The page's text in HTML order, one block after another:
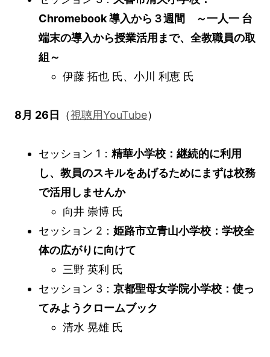
Chromebook 導入から３週間 ～一人一 台
端末の導入から授業活用まで、全教職員の取
組～
伊藤 拓也 氏、小川 利恵 氏
8月 26日 （視聴用YouTube）
セッション 1： 精華小学校：継続的に利用
し、教員のスキルをあげるためにまずは校務
で活用しませんか
向井 崇博 氏
セッション 2： 姫路市立青山小学校：学校全
体の広がりに向けて
三野 英利 氏
セッション 3： 京都聖母女学院小学校：使っ
てみようクロームブック
清水 晃雄 氏